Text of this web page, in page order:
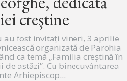
creștine
au fost invitați vineri, 3 aprilie
organizată de Parohia
ca temă „Familia creștină în
astăzi”. Cu binecuvântarea
Arhiepiscop...